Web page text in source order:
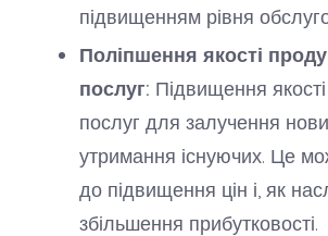
підвищенням рівня
Поліпшення якості
послуг: Підвищення
послуг для залучення
утримання існуючих. Це
до підвищення цін і, як
збільшення прибутковості.